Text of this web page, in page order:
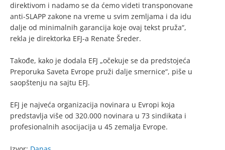
direktivom i nadamo se da ćemo videti transponovane
anti-SLAPP zakone na vreme u svim zemljama i da idu
dalje od minimalnih garancija koje ovaj tekst pruža“,
rekla je direktorka EFJ-a Renate Šreder.
Takođe, kako je dodala EFJ „očekuje se da predstojeća
Preporuka Saveta Evrope pruži dalje smernice“, piše u
saopštenju na sajtu EFJ.
EFJ je najveća organizacija novinara u Evropi koja
predstavlja više od 320.000 novinara u 73 sindikata i
profesionalnih asocijacija u 45 zemalja Evrope.